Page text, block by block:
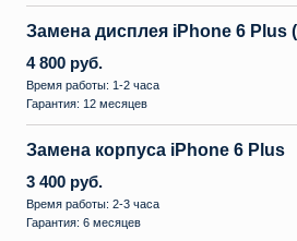
Замена дисплея iPhone 6 Plus
4 800 руб.
Время работы: 1-2 часа
Гарантия: 12 месяцев
Замена корпуса iPhone 6 Plus
3 400 руб.
Время работы: 2-3 часа
Гарантия: 6 месяцев